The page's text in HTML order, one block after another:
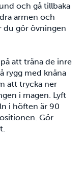
och gå tillbaka
armen och
du gör övningen
att träna de inre
rygg med knäna
att trycka ner
i magen. Lyft
i höften är 90
Gör